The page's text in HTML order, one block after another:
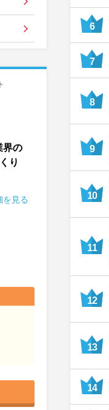
界の
り
を見る
6
7
8
9
10
11
12
13
14